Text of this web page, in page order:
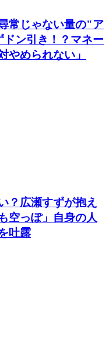
常じゃない量の"ア
ン引き！？マネー
やめられない」
？広瀬すずが抱え
空っぽ」自身の人
吐露